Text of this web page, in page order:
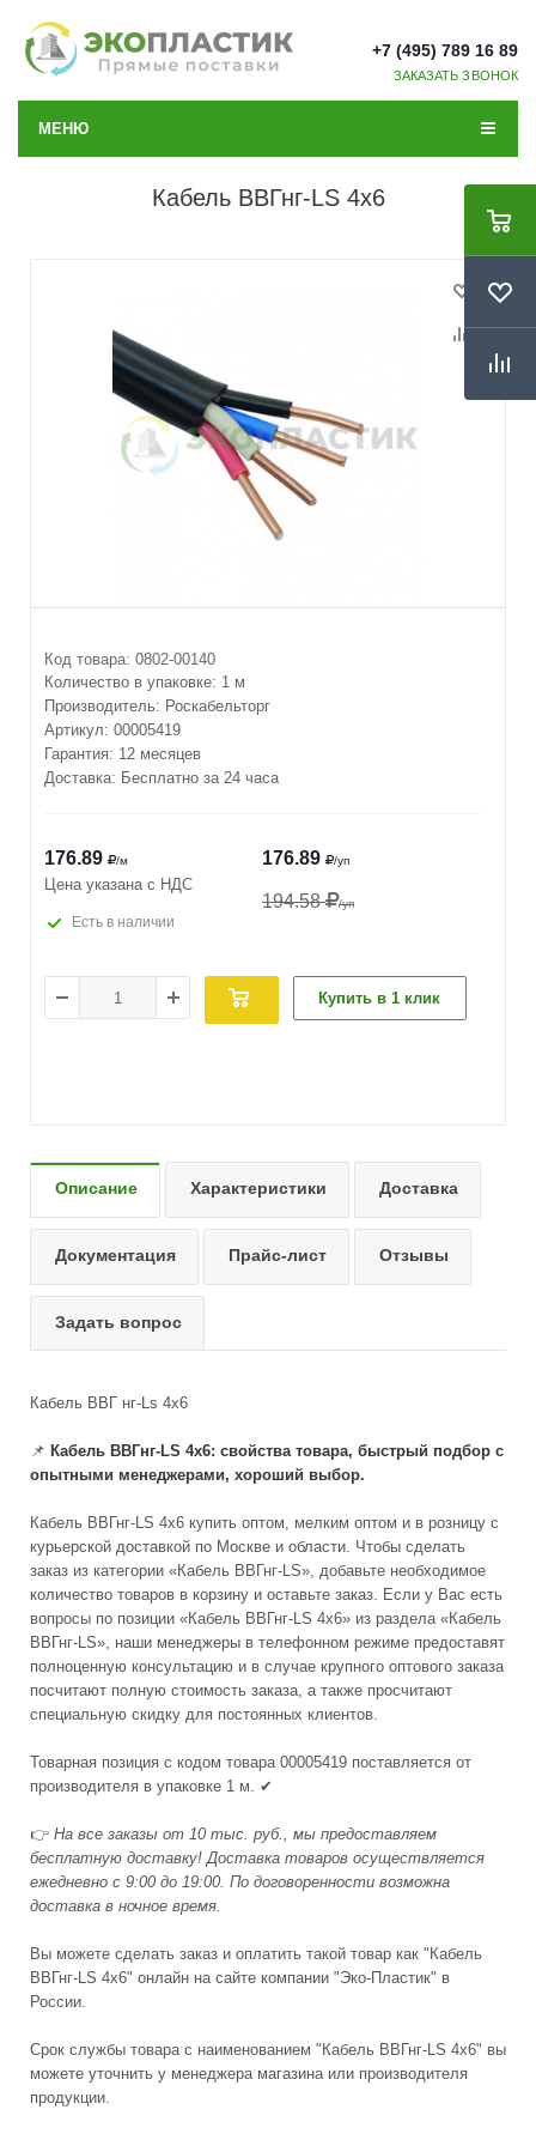
+7 (495) 789 16 89
ЗАКАЗАТЬ ЗВОНОК
МЕНЮ
Кабель ВВГнг-LS 4x6
Код товара: 0802-00140
Количество в упаковке: 1 м
Производитель: Роскабельторг
Артикул: 00005419
Гарантия: 12 месяцев
Доставка: Бесплатно за 24 часа
176.89 /уп
194.58 /уп
176.89 /м
Цена указана с НДС
Есть в наличии
Купить в 1 клик
Описание Характеристики Доставка
Документация Прайс-лист Отзывы
Задать вопрос
Кабель ВВГ нг-Ls 4х6
📌 Кабель ВВГнг-LS 4x6: свойства товара, быстрый подбор с
опытными менеджерами, хороший выбор.
Кабель ВВГнг-LS 4x6 купить оптом, мелким оптом и в розницу с
курьерской доставкой по Москве и области. Чтобы сделать
заказ из категории «Кабель ВВГнг-LS», добавьте необходимое
количество товаров в корзину и оставьте заказ. Если у Вас есть
вопросы по позиции «Кабель ВВГнг-LS 4x6» из раздела «Кабель
ВВГнг-LS», наши менеджеры в телефонном режиме предоставят
полноценную консультацию и в случае крупного оптового заказа
посчитают полную стоимость заказа, а также просчитают
специальную скидку для постоянных клиентов.
Товарная позиция с кодом товара 00005419 поставляется от
производителя в упаковке 1 м. ✔
👉 На все заказы от 10 тыс. руб., мы предоставляем
бесплатную доставку! Доставка товаров осуществляется
ежедневно с 9:00 до 19:00. По договоренности возможна
доставка в ночное время.
Вы можете сделать заказ и оплатить такой товар как "Кабель
ВВГнг-LS 4x6" онлайн на сайте компании "Эко-Пластик" в
России.
Срок службы товара с наименованием "Кабель ВВГнг-LS 4x6" вы
можете уточнить у менеджера магазина или производителя
продукции.